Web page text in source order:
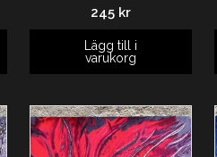
245 kr
Lägg till i
varukorg